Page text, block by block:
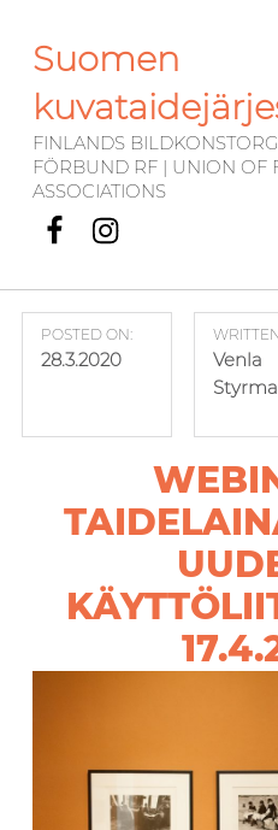
Suomen
FINLANDS
FÖRBUND RF | UNION OF
ASSOCIATIONS
Facebook
Instagram
POSTED ON:
28.3.2020
Venla